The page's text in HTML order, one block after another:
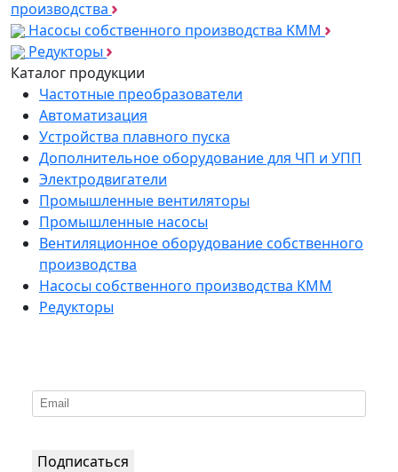
производства
Насосы собственного производства KMM
Редукторы
Каталог продукции
Частотные преобразователи
Автоматизация
Устройства плавного пуска
Дополнительное оборудование для ЧП и УПП
Электродвигатели
Промышленные вентиляторы
Промышленные насосы
Вентиляционное оборудование собственного
производства
Насосы собственного производства KMM
Редукторы
Подписаться